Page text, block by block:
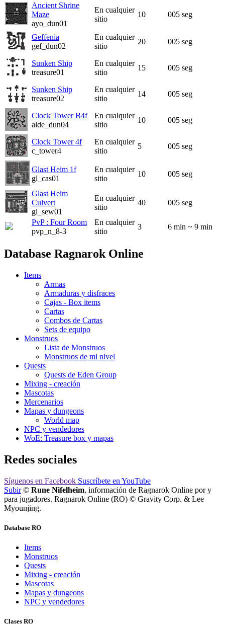
Ancient Shrine
Maze
ayo_dun01
En cualquier
sitio
10 005 seg
Geffenia
gef_dun02
En cualquier
sitio
20 005 seg
Sunken Ship
treasure01
En cualquier
sitio
15 005 seg
Sunken Ship
treasure02
En cualquier
sitio
14 005 seg
Clock Tower B4f
alde_dun04
En cualquier
sitio
10 005 seg
Clock Tower 4f
c_tower4
En cualquier
sitio
5 005 seg
Glast Heim 1f
gl_cas01
En cualquier
sitio
10 005 seg
Glast Heim
Culvert
gl_sew01
En cualquier
sitio
40 005 seg
PvP : Four Room
pvp_n_8-3
En cualquier
sitio
3 6 min ~ 9 min
Database Ragnarok Online
Items
Armas
Armaduras y disfraces
Cajas - Box items
Cartas
Combos de Cartas
Sets de equipo
Monstruos
Lista de Monstruos
Monstruos de mi nivel
Quests
Quests de Eden Group
Mixing - creación
Mascotas
Mercenarios
Mapas y dungeons
World map
NPC y vendedores
WoE: Treasure box y mapas
Redes sociales
Síguenos en Facebook Suscríbete en YouTube
Subir© Rune Nifelheim, información de Ragnarok Online por y
para jugadores. Ragnarok Online (RO) © Gravity Corp. & Lee
Myounjing.
Database RO
Items
Monstruos
Quests
Mixing - creación
Mascotas
Mapas y dungeons
NPC y vendedores
Clases RO